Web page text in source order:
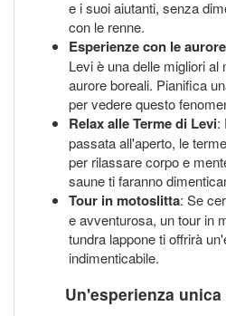
e i suoi aiutanti, senza
con le renne.
Esperienze con le
Levi è una delle migliori
aurore boreali. Pianifica
per vedere questo
Relax alle Terme di Levi:
passata all'aperto, le
per rilassare corpo e
saune ti faranno
Tour in motoslitta: Se
e avventurosa, un tour in
tundra lappone ti offrirà
indimenticabile.
Un'esperienza